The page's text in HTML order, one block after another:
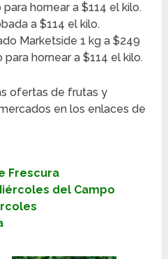
hornear a $114 el kilo.
a $114 el kilo.
Marketside 1 kg a $249
hornear a $114 el kilo.
ofertas de frutas y
en los enlaces de
Frescura
del Campo